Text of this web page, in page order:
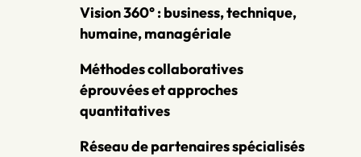
Vision 360° : business, technique,
humaine, managériale
Méthodes collaboratives
éprouvées et approches
quantitatives
Réseau de partenaires spécialisés